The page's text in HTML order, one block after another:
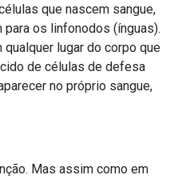
que nascem sangue,
os linfonodos (ínguas).
lugar do corpo que
de células de defesa
no próprio sangue,
Mas assim como em